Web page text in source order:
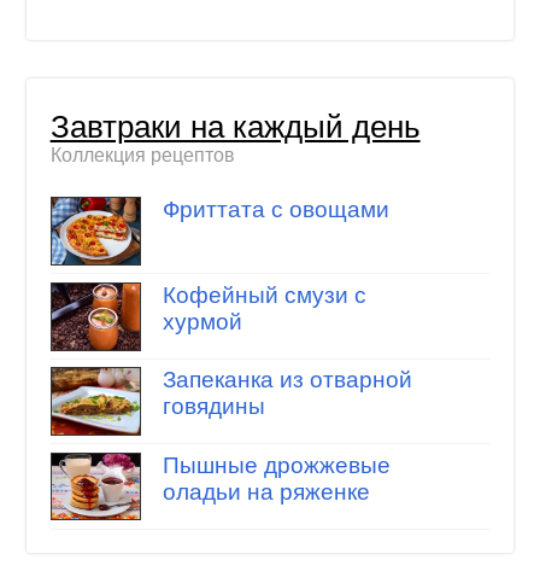
Завтраки на каждый день
Коллекция рецептов
Фриттата с овощами
Кофейный смузи с
хурмой
Запеканка из отварной
говядины
Пышные дрожжевые
оладьи на ряженке